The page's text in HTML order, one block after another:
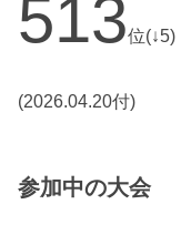
513位(↓5)
(2026.04.20付)
参加中の大会